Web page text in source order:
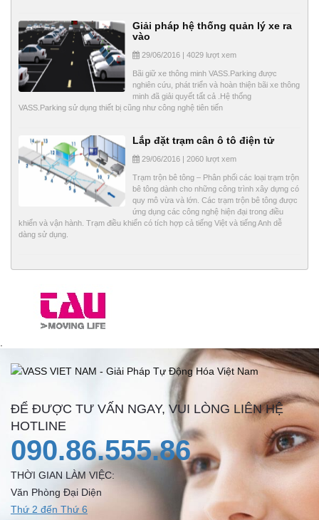
Giải pháp hệ thống quản lý xe ra
vào
29/06/2016 | 4029 lượt xem
Bãi giữ xe thông minh VASS.Parking được
nghiên cứu, phát triển và hoàn thiện bãi xe thông
minh đã giải quyết tất cả .Hệ thống
VASS.Parking sử dụng thiết bị cũng như công nghệ tiên tiến
Lắp đặt trạm cân ô tô điện tử
29/06/2016 | 2060 lượt xem
Trạm trộn bê tông – Phân phối các loại trạm trộn
bê tông dành cho những công trình xây dựng có
quy mô vừa và lớn. Các trạm trộn bê tông được
ứng dụng các công nghệ hiện đại trong điều
khiển và vận hành. Trạm điều khiển có tích hợp cả tiếng Việt và tiếng Anh dễ
dàng sử dụng.
ĐỂ ĐƯỢC TƯ VẤN NGAY, VUI LÒNG LIÊN HỆ
HOTLINE
090.86.555.86
THỜI GIAN LÀM VIỆC:
Văn Phòng Đại Diện
Thứ 2 đến Thứ 6